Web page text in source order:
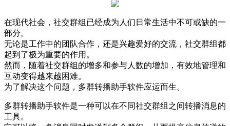
在现代社会，社交群组已经成为人们日常生活中不可或缺的一
部分。
无论是工作中的团队合作，还是兴趣爱好的交流，社交群组都
起到了极为重要的作用。
然而，随着社交群组的增多和参与人数的增加，有效地管理和
互动变得越来越困难。
为了解决这个问题，多群转播助手软件应运而生。
多群转播助手软件是一种可以在不同社交群组之间转播消息的
工具。